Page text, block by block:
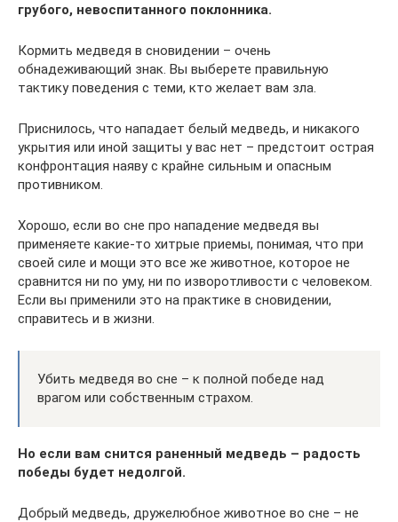
грубого, невоспитанного поклонника.
Кормить медведя в сновидении – очень
обнадеживающий знак. Вы выберете правильную
тактику поведения с теми, кто желает вам зла.
Приснилось, что нападает белый медведь, и никакого
укрытия или иной защиты у вас нет – предстоит острая
конфронтация наяву с крайне сильным и опасным
противником.
Хорошо, если во сне про нападение медведя вы
применяете какие-то хитрые приемы, понимая, что при
своей силе и мощи это все же животное, которое не
сравнится ни по уму, ни по изворотливости с человеком.
Если вы применили это на практике в сновидении,
справитесь и в жизни.
Убить медведя во сне – к полной победе над
врагом или собственным страхом.
Но если вам снится раненный медведь – радость
победы будет недолгой.
Добрый медведь, дружелюбное животное во сне – не